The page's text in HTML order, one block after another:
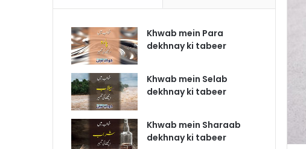
Khwab mein Para
dekhnay ki tabeer
Khwab mein Selab
dekhnay ki tabeer
Khwab mein Sharaab
dekhnay ki tabeer